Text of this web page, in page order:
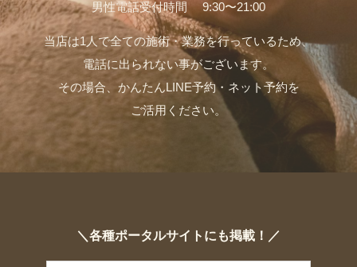
男性電話受付時間 9:30〜21:00
当店は1人で全ての施術・業務を行っているため、
電話に出られない事がございます。
その場合、かんたんLINE予約・ネット予約を
ご活用ください。
＼各種ポータルサイトにも掲載！／